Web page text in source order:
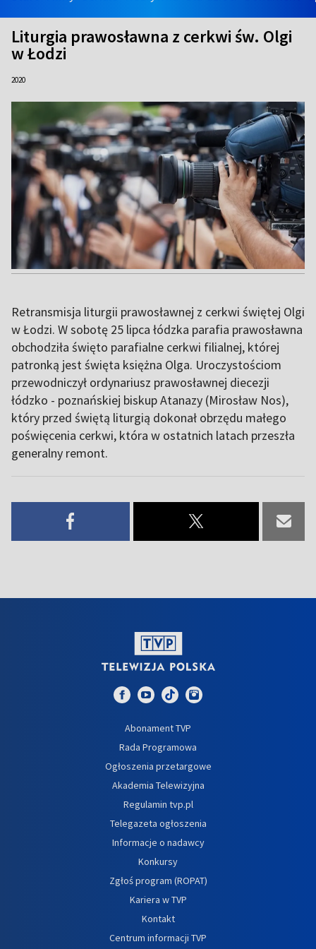
Liturgia prawosławna z cerkwi św. Olgi
w Łodzi
2020
Retransmisja liturgii prawosławnej z cerkwi świętej Olgi
w Łodzi. W sobotę 25 lipca łódzka parafia prawosławna
obchodziła święto parafialne cerkwi filialnej, której
patronką jest święta księżna Olga. Uroczystościom
przewodniczył ordynariusz prawosławnej diecezji
łódzko - poznańskiej biskup Atanazy (Mirosław Nos),
który przed świętą liturgią dokonał obrzędu małego
poświęcenia cerkwi, która w ostatnich latach przeszła
generalny remont.
Abonament TVP
Rada Programowa
Ogłoszenia przetargowe
Akademia Telewizyjna
Regulamin tvp.pl
Telegazeta ogłoszenia
Informacje o nadawcy
Konkursy
Zgłoś program (ROPAT)
Kariera w TVP
Kontakt
Centrum informacji TVP